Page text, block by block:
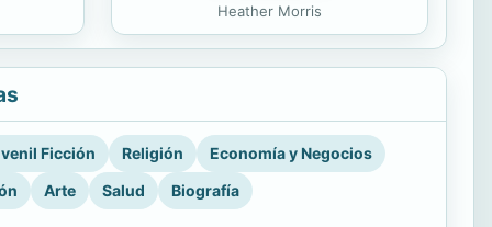
Heather Morris
Ficción Religión
Economía y Negocios
Arte Salud Biografía